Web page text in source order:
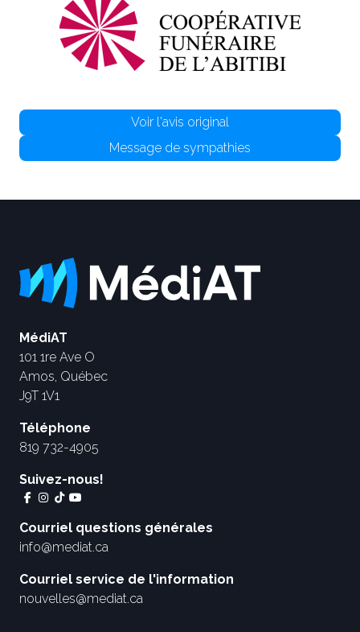
Voir l'avis original
Message de sympathies
MédiAT
101 1re Ave O
Amos, Québec
J9T 1V1
Téléphone
819 732-4905
Suivez-nous!
Courriel questions générales
info@mediat.ca
Courriel service de l'information
nouvelles@mediat.ca